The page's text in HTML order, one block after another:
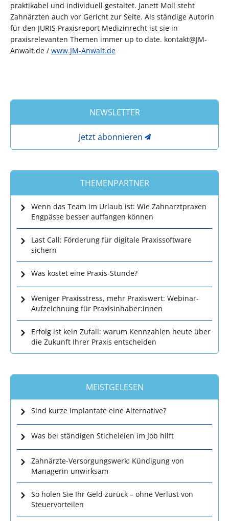
praktikabel und individuell gestaltet. Janett Moll steht
Zahnärzten auch vor Gericht zur Seite. Als ständige Autorin
für den JURIS Praxisreport Medizinrecht ist sie in
praxisrelevanten Themen immer up to date. kontakt@JM-
Anwalt.de / www.JM-Anwalt.de
NEWSLETTER
Jetzt abonnieren
THEMENPARTNER
Wenn das Team im Urlaub ist: Wie Zahnarztpraxen
Engpässe besser auffangen können
Last Call: Förderung für digitale Praxissoftware
sichern
Was kostet eine Praxis-Stunde?
Weniger Praxisstress, mehr Praxiswert: Webinar-
Aufzeichnung für Praxisinhaber:innen
Erfolg ist kein Zufall: warum Kennzahlen heute über
die Zukunft Ihrer Praxis entscheiden
MEISTGELESEN
Sind kurze Implantate eine Alternative?
Was bei ständigen Sticheleien im Job hilft
Zahnärzte-Versorgungswerk: Kündigung von
Managerin unwirksam
So holen Sie Ihr Geld zurück – ohne Verlust von
Steuervorteilen